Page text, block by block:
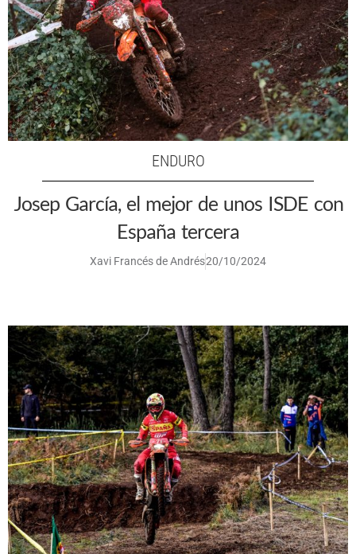
ENDURO
Josep García, el mejor de unos ISDE con
España tercera
Xavi Francés de Andrés20/10/2024